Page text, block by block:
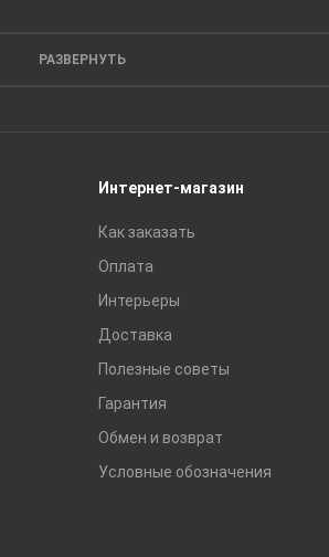
Сухие смеси
РАЗВЕРНУТЬ
Интернет-магазин
Как заказать
Оплата
Интерьеры
Доставка
Полезные советы
Гарантия
Обмен и возврат
Условные обозначения